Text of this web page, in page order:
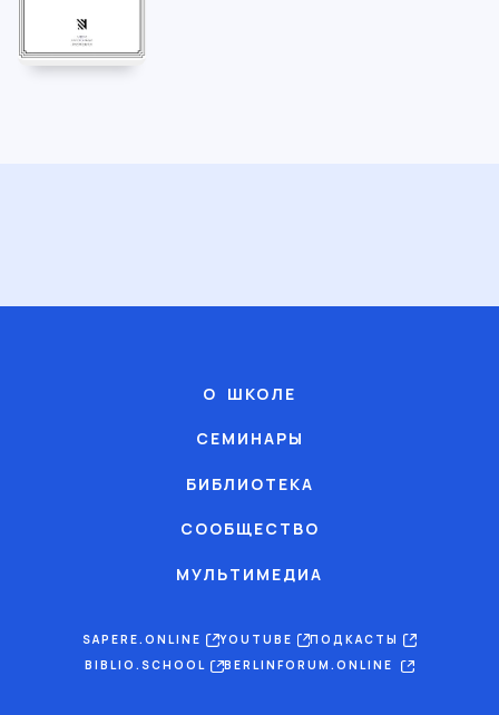
О ШКОЛЕ
СЕМИНАРЫ
БИБЛИОТЕКА
СООБЩЕСТВО
МУЛЬТИМЕДИА
SAPERE.ONLINE YOUTUBE
ПОДКАСТЫ
BIBLIO.SCHOOL
BERLINFORUM.ONLINE